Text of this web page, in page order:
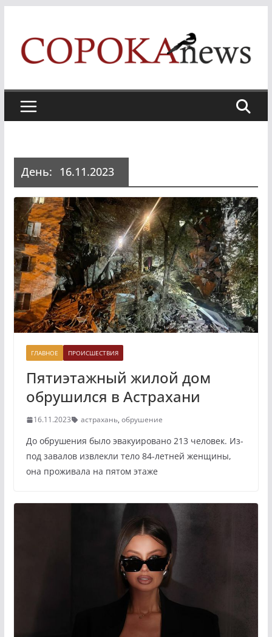
content
День: 16.11.2023
ГЛАВНОЕ ПРОИСШЕСТВИЯ
Пятиэтажный жилой дом
обрушился в Астрахани
16.11.2023 астрахань, обрушение
До обрушения было эвакуировано 213 человек. Из-
под завалов извлекли тело 84-летней женщины,
она проживала на пятом этаже